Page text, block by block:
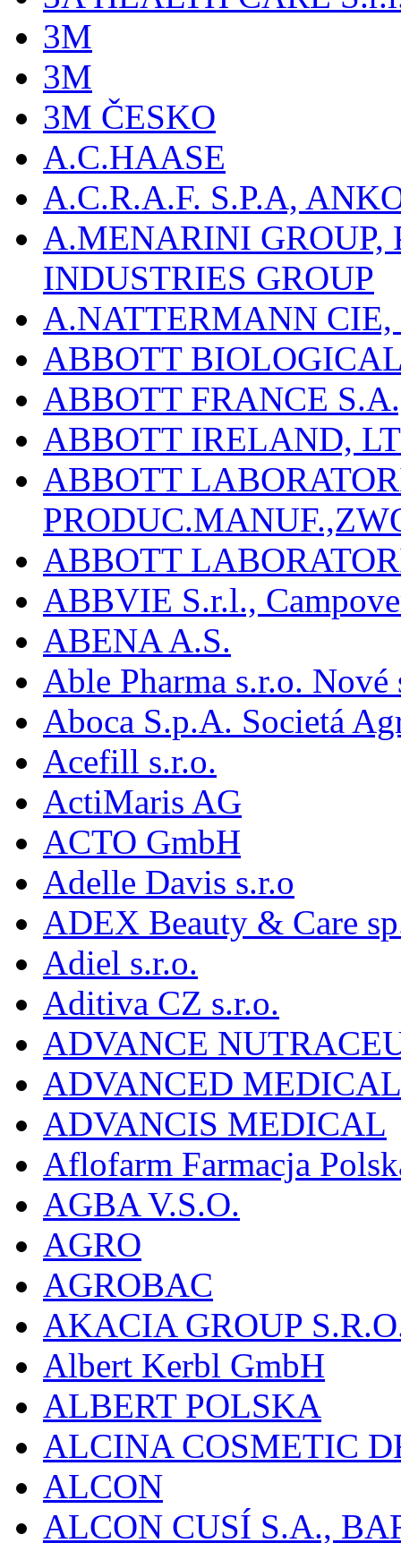
3M
3M
3M ČESKO
A.C.HAASE
A.C.R.A.F. S.P.A,
A.MENARINI
INDUSTRIES GROUP
A.NATTERMANN
ABBOTT
ABBOTT FRANCE
ABBOTT IRELAND,
ABBOTT
ABBOTT
ABBVIE S.r.l.,
ABENA A.S.
Able Pharma s.r.o.
Aboca S.p.A. Societá
Acefill s.r.o.
ActiMaris AG
ACTO GmbH
Adelle Davis s.r.o
ADEX Beauty & Care
Adiel s.r.o.
Aditiva CZ s.r.o.
ADVANCE
ADVANCED
ADVANCIS MEDICAL
Aflofarm Farmacja
AGBA V.S.O.
AGRO
AGROBAC
AKACIA GROUP
Albert Kerbl GmbH
ALBERT POLSKA
ALCINA COSMETIC
ALCON
ALCON CUSÍ S.A.,